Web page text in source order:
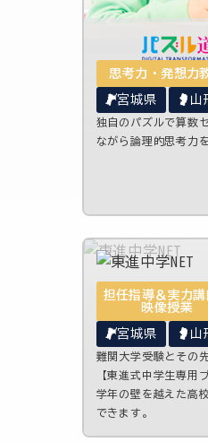
思考力・発想力
宮城県 山
独自のパズルで算数
ながら論理的思考力
担任指導＆実力講
映像授業
宮城県 山
難関大学受験とその
【東進式中学生専用
学年の壁を越えた高
できます。